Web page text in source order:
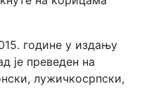
године у издању
је преведен на
лужичкосрпски,